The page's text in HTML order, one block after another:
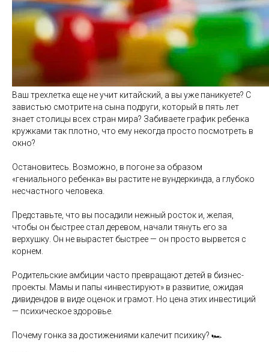
Ваш трехлетка еще не учит китайский, а вы уже паникуете? С
завистью смотрите на сына подруги, который в пять лет
знает столицы всех стран мира? Забиваете график ребенка
кружками так плотно, что ему некогда просто посмотреть в
окно?
Остановитесь. Возможно, в погоне за образом
«гениального ребенка» вы растите не вундеркинда, а глубоко
несчастного человека.
Представьте, что вы посадили нежный росток и, желая,
чтобы он быстрее стал деревом, начали тянуть его за
верхушку. Он не вырастет быстрее — он просто вырвется с
корнем.
Родительские амбиции часто превращают детей в бизнес-
проекты. Мамы и папы «инвестируют» в развитие, ожидая
дивидендов в виде оценок и грамот. Но цена этих инвестиций
— психическое здоровье.
Почему гонка за достижениями калечит психику? 🏎